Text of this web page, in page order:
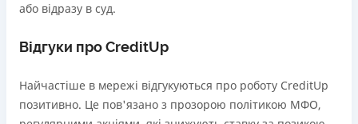
або відразу в суд.
Відгуки про CreditUp
Найчастіше в мережі відгукуються про роботу CreditUp
позитивно. Це пов'язано з прозорою політикою МФО,